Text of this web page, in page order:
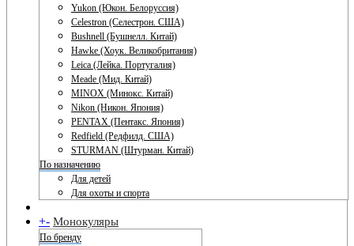
Yukon (Юкон. Белоруссия)
Celestron (Селестрон. США)
Bushnell (Бушнелл. Китай)
Hawke (Хоук. Великобритания)
Leica (Лейка. Португалия)
Meade (Мид. Китай)
MINOX (Минокс. Китай)
Nikon (Никон. Япония)
PENTAX (Пентакс. Япония)
Redfield (Редфилд. США)
STURMAN (Штурман. Китай)
По назначению
Для детей
Для охоты и спорта
+- Монокуляры
По бренду